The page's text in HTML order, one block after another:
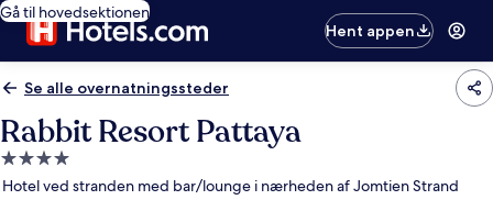
Gå til hovedsektionen
Hent appen
Se alle overnatningssteder
Rabbit Resort Pattaya
4.0-
stjernet
Hotel ved stranden med bar/lounge i nærheden af Jomtien Strand